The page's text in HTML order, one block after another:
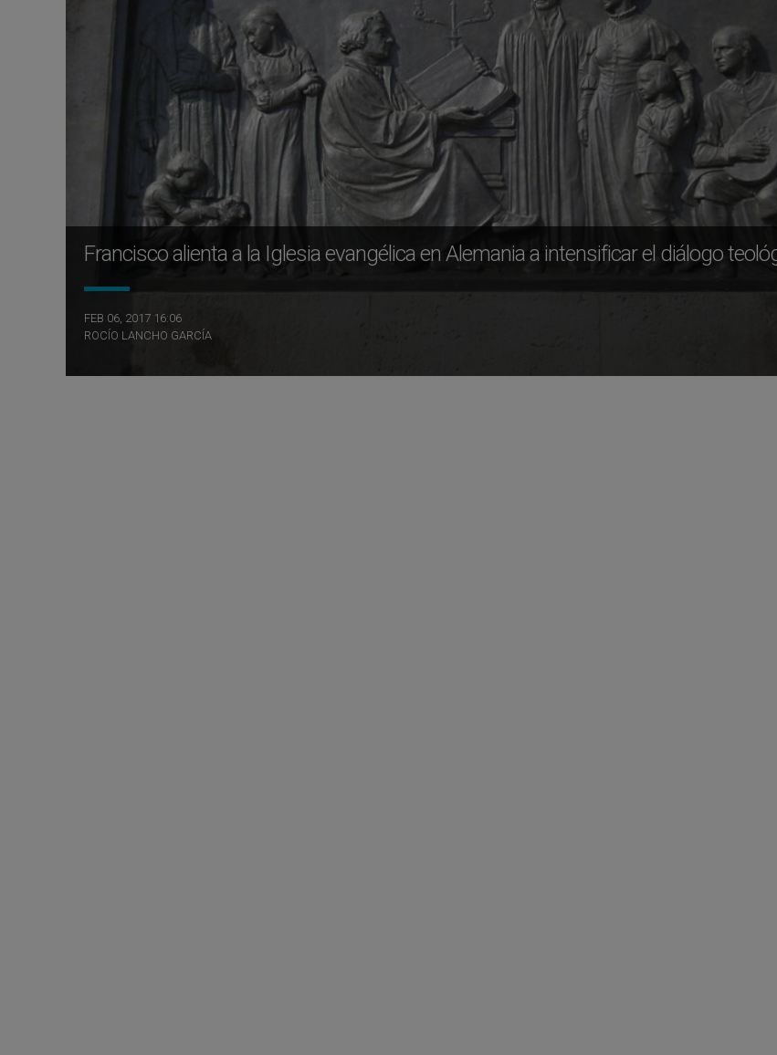
Francisco alienta a la Iglesia evangélica en Alemania a intensificar el diálogo
FEB 06, 2017 16:06
ROCÍO LANCHO GARCÍA